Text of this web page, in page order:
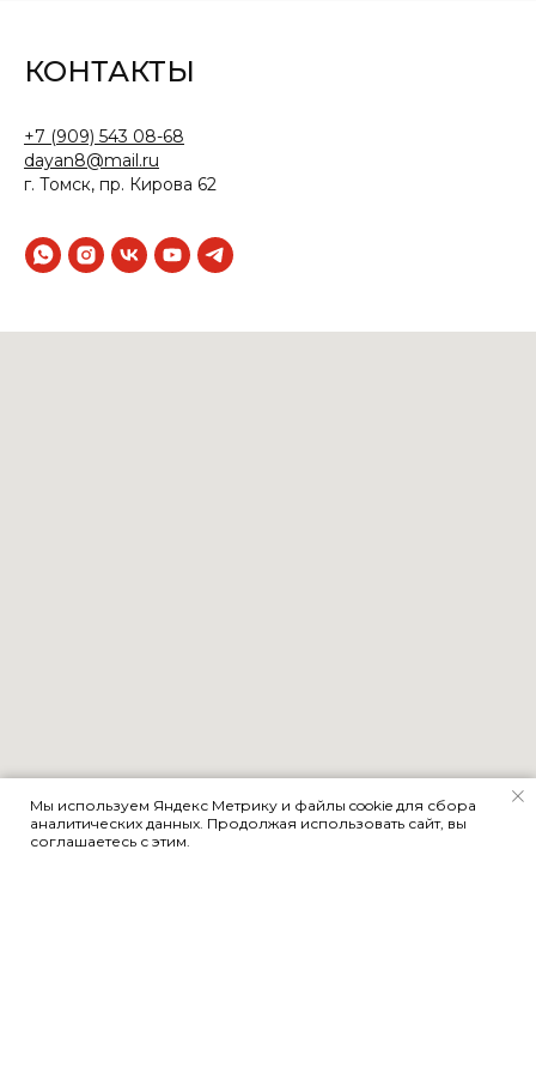
КОНТАКТЫ
+7 (909) 543 08-68
dayan8@mail.ru
г. Томск, пр. Кирова 62
Мы используем Яндекс Метрику и файлы cookie для сбора
аналитических данных. Продолжая использовать сайт, вы
соглашаетесь с этим.